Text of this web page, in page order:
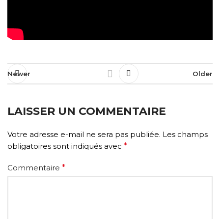
Newer Older
LAISSER UN COMMENTAIRE
Votre adresse e-mail ne sera pas publiée. Les champs
obligatoires sont indiqués avec *
Commentaire *